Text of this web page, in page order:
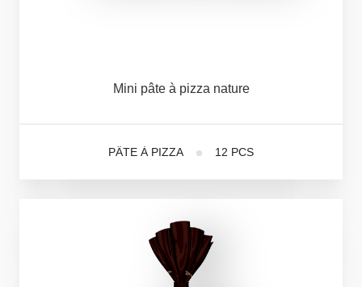
Mini pâte à pizza nature
PÂTE À PIZZA 12 PCS